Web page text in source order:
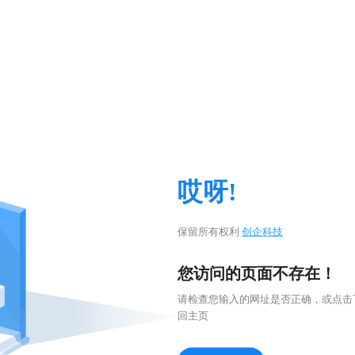
哎呀!
保留所有权利 创企科技
您访问的页面不存在！
请检查您输入的网址是否正确，或点
回主页